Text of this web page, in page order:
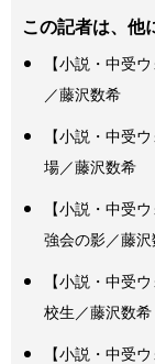
この記者は、他
【小説・中受
／藤沢数希
【小説・中受
場／藤沢数希
【小説・中受
強会の影／藤沢
【小説・中受
校生／藤沢数希
【小説・中受